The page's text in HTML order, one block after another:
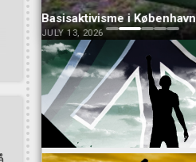
Basisaktivisme i København
JULY 13, 2026